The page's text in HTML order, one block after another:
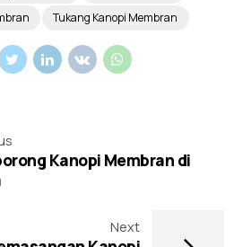
Tukang Kanopi Membran
Kanopi Membran di
Next